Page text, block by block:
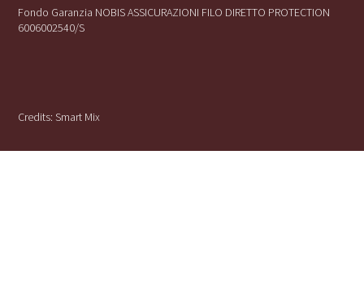
Fondo Garanzia NOBIS ASSICURAZIONI FILO DIRETTO PROTECTION
6006002540/S
Credits:Smart Mix